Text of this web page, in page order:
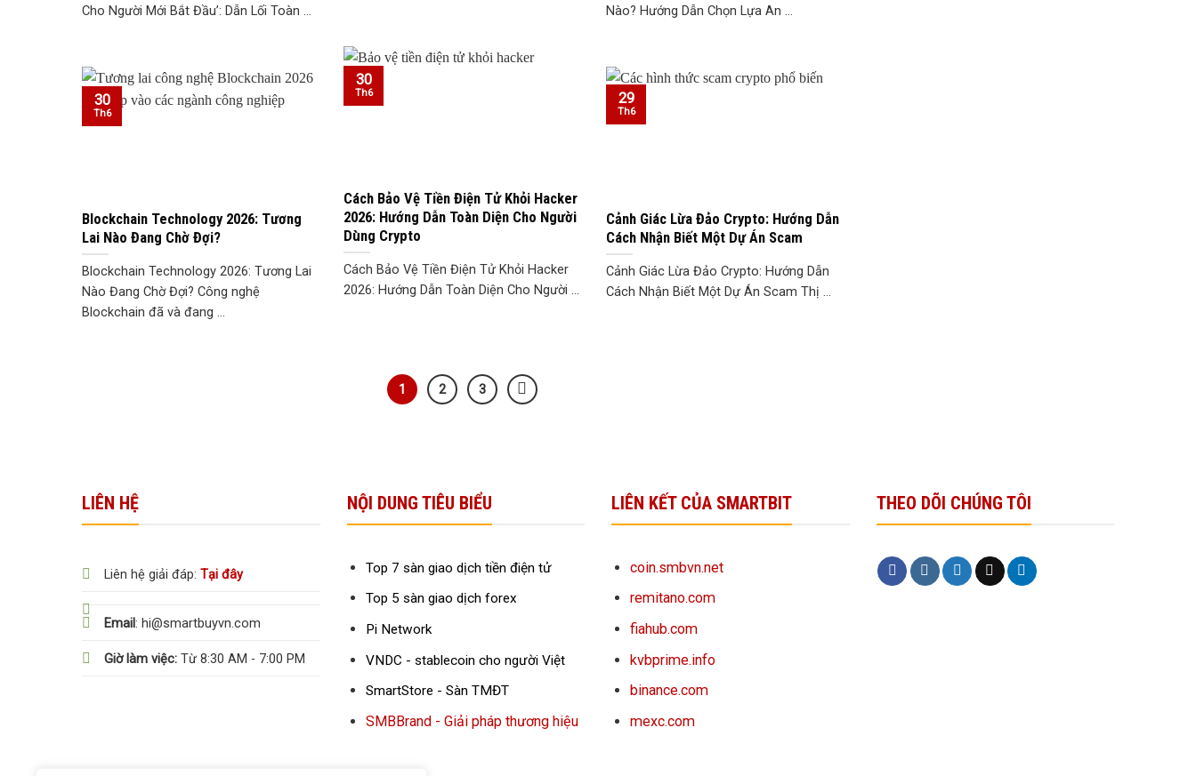
Cho Người Mới Bắt Đầu’: Dẫn Lối Toàn ...
Nào? Hướng Dẫn Chọn Lựa An ...
Cách Bảo Vệ Tiền Điện Tử Khỏi Hacker
2026: Hướng Dẫn Toàn Diện Cho Người
Dùng Crypto
Cách Bảo Vệ Tiền Điện Tử Khỏi Hacker
2026: Hướng Dẫn Toàn Diện Cho Người ...
30
Th6
Blockchain Technology 2026: Tương
Lai Nào Đang Chờ Đợi?
Blockchain Technology 2026: Tương Lai
Nào Đang Chờ Đợi? Công nghệ
Blockchain đã và đang ...
30
Th6
Cảnh Giác Lừa Đảo Crypto: Hướng Dẫn
Cách Nhận Biết Một Dự Án Scam
Cảnh Giác Lừa Đảo Crypto: Hướng Dẫn
Cách Nhận Biết Một Dự Án Scam Thị ...
29
Th6
1 2 3
LIÊN HỆ
Liên hệ giải đáp: Tại đây
Email: hi@smartbuyvn.com
Giờ làm việc: Từ 8:30 AM - 7:00 PM
NỘI DUNG TIÊU BIỂU
Top 7 sàn giao dịch tiền điện tử
Top 5 sàn giao dịch forex
Pi Network
VNDC - stablecoin cho người Việt
SmartStore - Sàn TMĐT
SMBBrand - Giải pháp thương hiệu
LIÊN KẾT CỦA SMARTBIT
coin.smbvn.net
remitano.com
fiahub.com
kvbprime.info
binance.com
mexc.com
THEO DÕI CHÚNG TÔI